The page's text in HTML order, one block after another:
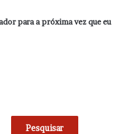
para a próxima vez que eu
Pesquisar